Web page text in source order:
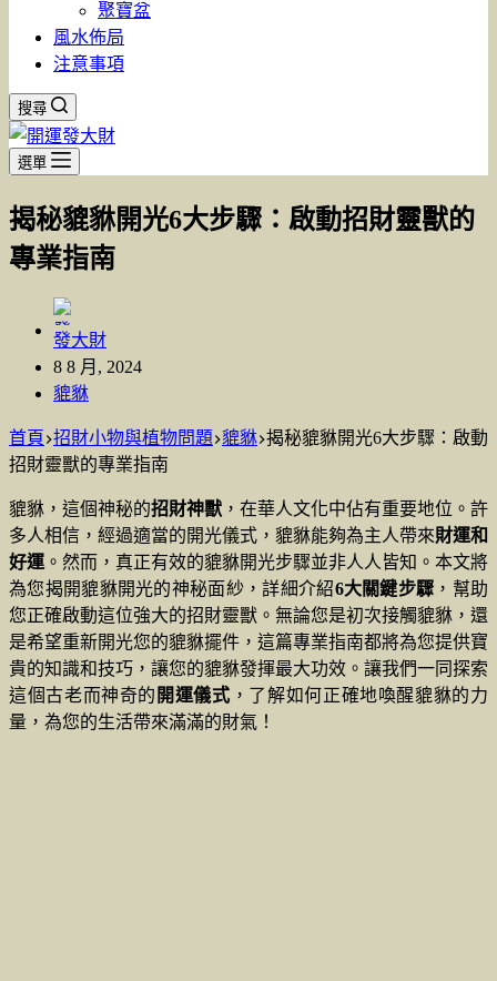
聚寶盆
風水佈局
注意事項
搜尋
選單
揭秘貔貅開光6大步驟：啟動招財靈獸的
專業指南
發大財
8 8 月, 2024
貔貅
首頁 招財小物與植物問題 貔貅 揭秘貔貅開光6大步驟：啟動
招財靈獸的專業指南
貔貅，這個神秘的招財神獸 ，在華人文化中佔有重要地位。許
多人相信，經過適當的開光儀式，貔貅能夠為主人帶來財運和
好運 。然而，真正有效的貔貅開光步驟並非人人皆知。本文將
為您揭開貔貅開光的神秘面紗，詳細介紹6大關鍵步驟 ，幫助
您正確啟動這位強大的招財靈獸。無論您是初次接觸貔貅，還
是希望重新開光您的貔貅擺件，這篇專業指南都將為您提供寶
貴的知識和技巧，讓您的貔貅發揮最大功效。讓我們一同探索
這個古老而神奇的 開運儀式 ，了解如何正確地喚醒貔貅的力
量，為您的生活帶來滿滿的財氣！